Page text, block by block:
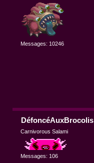
Messages: 10246
DéfoncéAuxBrocolis
Carnivorous Salami
Messages: 106